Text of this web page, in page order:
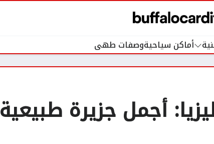
أماكن سياحيةوصفات طهى
أجمل جزيرة طبيعية